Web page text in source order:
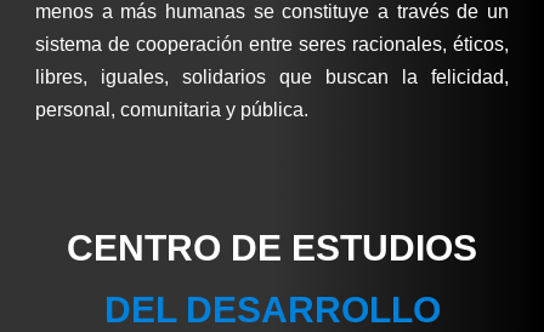
menos a más humanas se constituye a través de un
sistema de cooperación entre seres racionales, éticos,
libres, iguales, solidarios que buscan la felicidad,
personal, comunitaria y pública.
CENTRO DE ESTUDIOS
DEL DESARROLLO